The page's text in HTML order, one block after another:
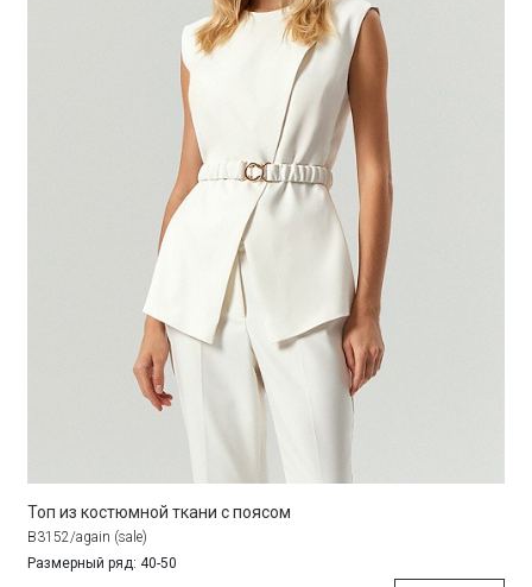
Топ из костюмной ткани с поясом
B3152/again (sale)
Размерный ряд: 40-50